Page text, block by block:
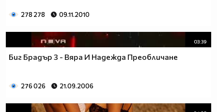
278 278 09.11.2010
03:39
Биг Брадър 3 - Вяра И Надежда Преобличане
276 026 21.09.2006